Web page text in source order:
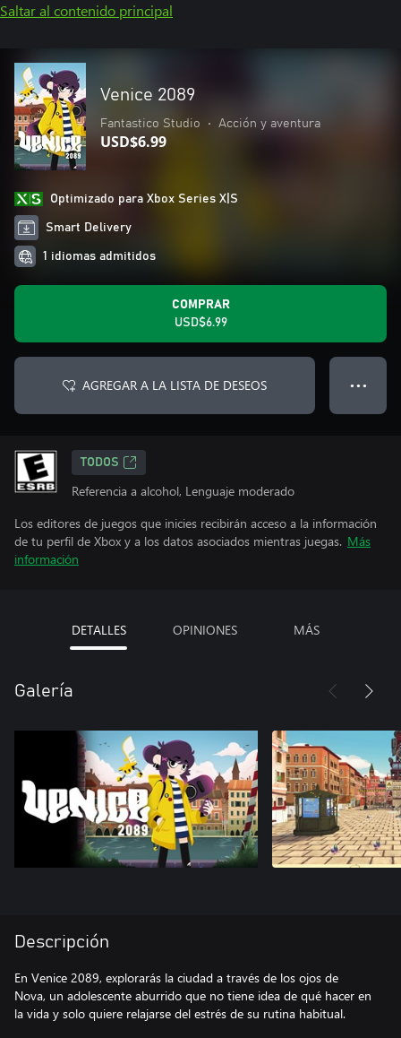
Saltar al contenido principal
Venice 2089
Fantastico Studio • Acción y aventura
USD$6.99
Optimizado para Xbox Series X|S
Smart Delivery
1 idiomas admitidos
COMPRAR
USD$6.99
AGREGAR A LA LISTA DE DESEOS ● ● ●
TODOS
Referencia a alcohol, Lenguaje moderado
Los editores de juegos que inicies recibirán acceso a la información
de tu perfil de Xbox y a los datos asociados mientras juegas. Más
información
DETALLES OPINIONES MÁS
Galería
Descripción
En Venice 2089, explorarás la ciudad a través de los ojos de
Nova, un adolescente aburrido que no tiene idea de qué hacer en
la vida y solo quiere relajarse del estrés de su rutina habitual.